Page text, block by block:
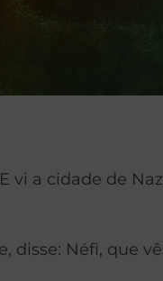
a cidade de
disse: Néfi, que